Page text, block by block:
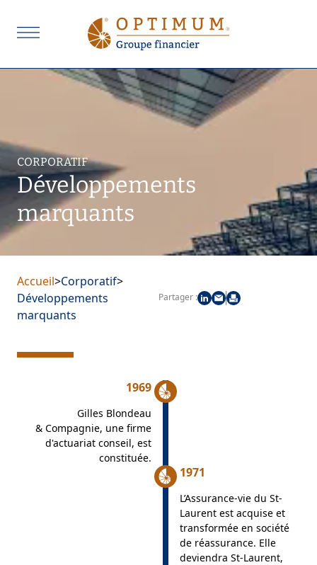
CORPORATIF
Développements
marquants
Accueil>Corporatif>
Développements
marquants
Partager :
1969
Gilles Blondeau
& Compagnie, une firme
d'actuariat conseil, est
constituée.
1971
L’Assurance-vie du St-
Laurent est acquise et
transformée en société
de réassurance. Elle
deviendra St-Laurent,